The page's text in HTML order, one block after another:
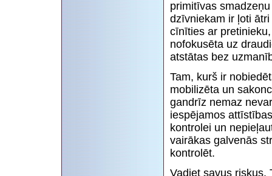
primitīvas
dzīvniekam ir ļoti
cīnīties ar
nofokusēta uz
atstātas bez
Tam, kurš ir
mobilizēta un
gandrīz nemaz
iespējamos
kontrolei un
vairākas galvenās
kontrolēt.
Vadiet savus riskus.